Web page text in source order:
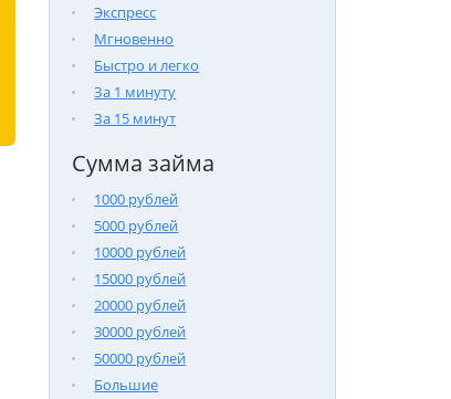
Экспресс
Мгновенно
Быстро и легко
За 1 минуту
За 15 минут
Сумма займа
1000 рублей
5000 рублей
10000 рублей
15000 рублей
20000 рублей
30000 рублей
50000 рублей
Большие